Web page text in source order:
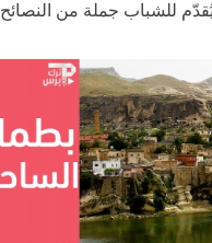
للشباب جملة من النصائح